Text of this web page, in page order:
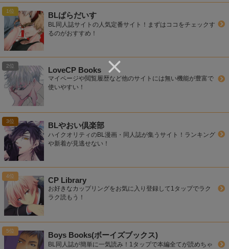
BLぱらだいす
BL同人誌サイトの人気定番サイト！まずはココをチェックす
るのがおすすめ！
LoveCP Books
マイページや閲覧履歴など他のサイトには無い機能が豊富で
使いやすい！
BLやおい倶楽部
ハイクオリティのBL漫画・同人誌が集うサイト！ランキング
や新着が見逃せない！
CP Library
お好きなカップリングをお気に入り登録して1タップでラク
ラク読もう！
Boys Books(ボーイズブックス)
BL同人誌が簡単に一気読み！1タップで本編全てが読めちゃ